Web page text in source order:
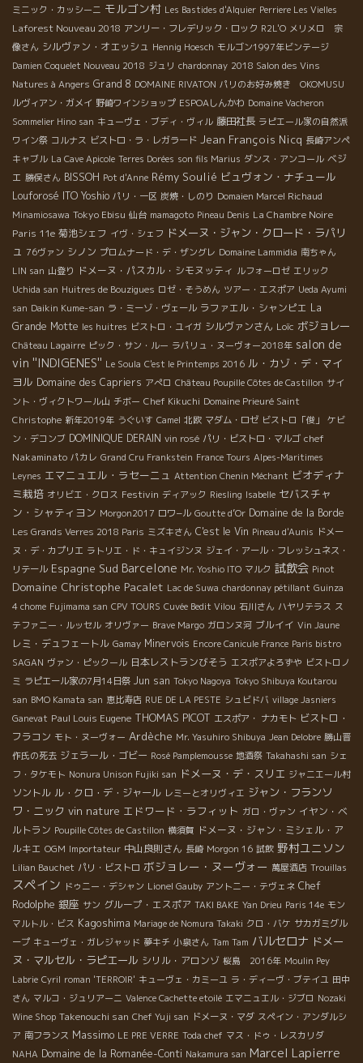
ミニック・カッシーニ モルゴン村 Les Bastides d'Alquier Perriere Les Vielles
Laforest Nouveau 2018 アンリー・フレデリック・ロック R2L'O メリメロ 宗
像さん シルヴァン・オエッシュ Hennig Hoesch モルゴン1997年ビンテージ
Damien Coquelet Nouveau 2018 ジュリ chardonnay 2018 Salon des Vins
Natures à Angers Grand 8 DOMAINE RIVATON パリのお好み焼き OKOMUSU
ルヴィアン・ガメイ 野崎ワインショップ ESPOAしんかわ Domaine Vacheron
Sommelier Hino san キューヴェ・ブディ・ヴィル 藤田社長 ラピエール家の自然派
ワイン祭 コルナス ビストロ・ラ・レガラード Jean François Nicq 長崎アンペ
キャブル La Cave Apicole Terres Dorées son fils Marius ダンス・アンコール ベジ
エ 勝俣さん BISSOH Pot d'Anne Rémy Soulié ビュヴォン・ナチュール
Louforosé ITO Yoshio パリ・一区 炭焼・しのり Domaien Marcel Richaud
Minamiosawa Tokyo Ebisu 仙台 mamagoto Pineau Denis La Chambre Noire
Paris 11e 菊池シェフ イヴ・シェフ ドメーヌ・ジャン・クロード・ラパリ
ュ 76ヴァン シノン プロムナード・デ・ザングレ Domaine Lammidia 南ちゃん
LIN san 山登り ドメーヌ・パスカル・シモヌッティ ルフォーロゼ エリック
Uchida san Huitres de Bouzigues ロゼ・そうめん ツアー・エスポア Ueda Ayumi
san Daikin Kume-san ラ・ミーゾ・ヴェール ラファエル・シャンピエ La
Grande Motte les huitres ビストロ・ユイガ シルヴァンさん Loïc ボジョレー
Château Lagairre ピック・サン・ルー ラパリュ・ヌーヴォー2018年 salon de
vin ''INDIGENES'' Le Soula C'est le Printemps 2016 ル・カゾ・デ・マイ
ヨル Domaine des Capriers アぺロ Château Poupille Côtes de Castillon サイ
ント・ヴィクトワール山 チボー Chef Kikuchi Domaine Prieuré Saint
Christophe 新年2019年 うぐいす Camel 北欧 マダム・ロゼ ビストロ「俊」
ケビ
ン・デコンブ DOMINIQUE DERAIN vin rosé パリ・ビストロ・マルゴ chef
Nakaminato パカレ Grand Cru Frankstein France Tours Alpes-Maritimes
Leynes エマニュエル・ラセーニュ Attention Chenin Méchant ビオディナ
ミ栽培 オリビエ・クロス Festivin ディアック Riesling Isabelle セバスチャ
ン・シャティヨン Morgon2017 ロワ−ル Goutte d’Or Domaine de la Borde
Les Grands Verres 2018 Paris ミズキさん C'est le Vin Pineau d'Aunis ドメー
ヌ・デ・カプリエ ラトリエ・ド・キュイジンヌ ジェイ・アール・フレッシュネス・
リテール Espagne Sud Barcelone Mr. Yoshio ITO マルク 試飲会 Pinot
Domaine Christophe Pacalet Lac de Suwa chardonnay pétillant Guinza
4 chome Fujimama san CPV TOURS Cuvée Bedit Vilou 石川さん ハヤリテラス ス
テファニー・ルッセル オリヴァー Brave Margo ガロンヌ河 ブルイイ Vin Jaune
レミ・デュフェートル Gamay Minervois Encore Canicule France Paris bistro
SAGAN ヴァン・ピックール 日本レストランびそう エスポアよろずや ビストロノ
ミ ラピエール家の7月14日祭 Jun san Tokyo Nagoya Tokyo Shibuya Koutarou
san BMO Kamata san 恵比寿店 RUE DE LA PESTE シュビドバ village Jasniers
Ganevat Paul Louis Eugene THOMAS PICOT エスポア・ ナカモト ビストロ・
フラコン モト・ヌーヴォー Ardèche Mr. Yasuhiro Shibuya Jean Delobre 勝山晋
作氏の死去 ジェラール・ゴビー Rosé Pamplemousse 地酒祭 Takahashi san シェ
フ・タケモト Nonura Unison Fujiki san ドメーヌ・デ・スリエ ジャニエール村
ソントル ル・クロ・デ・ジャール レミーとオリヴィエ ジャン・フランソ
ワ・ニック vin nature エドワード・ラフィット ガロ・ヴァン イヤン・ベ
ルトラン Poupille Côtes de Castillon 横須賀 ドメーヌ・ジャン・ミシェル・ア
ルキエ OGM Importateur 中山良則さん 長崎 Morgon 16 試飲 野村ユニソン
Lilian Bauchet パリ・ビストロ ボジョレー・ヌーヴォー 萬屋酒店 Trouillas
スペイン ドゥニー・デシャン Lionel Gauby アントニー・テヴェネ Chef
Rodolphe 銀座 サン グループ・エスポア TAKI BAKE Yan Drieu Paris 14e モン
マルトル・ビス Kagoshima Mariage de Nomura Takaki クロ・バケ サカガミグル
ープ キューヴェ・ガレジャッド 夢キチ 小泉さん Tam Tam バルセロナ ドメー
ヌ・マルセル・ラピエール シリル・アロンゾ 桜島 2016年 Moulin Pey
Labrie Cyril roman 'TERROIR' キューヴェ・カミーユ ラ・ディーヴ・ブテイユ 田中
さん マルコ・ジュリアーニ Valence Cachette etoilé エマニュエル・ジブロ Nozaki
Wine Shop Takenouchi san Chef Yuji san ドメーヌ・マダ スペイン・アンダルシ
ア 南フランス Massimo LE PRE VERRE Toda chef マス・ドゥ・レスカリダ
NAHA Domaine de la Romanée-Conti Nakamura san Marcel Lapierre